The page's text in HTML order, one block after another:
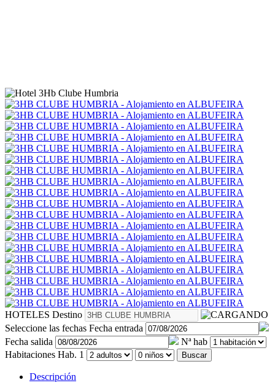
HOTELES Destino
Seleccione las fechas Fecha entrada
Fecha salida
Nª hab
Habitaciones Hab. 1 Buscar
Descripción